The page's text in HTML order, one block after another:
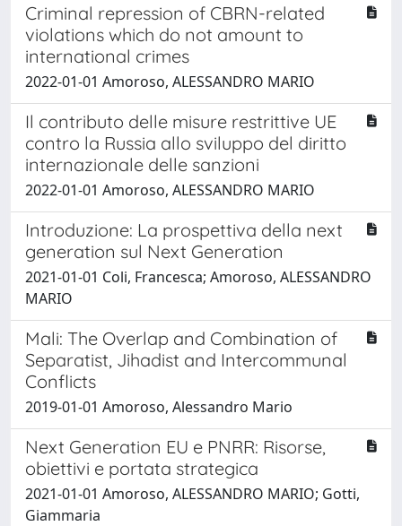
Criminal repression of CBRN-related
violations which do not amount to
international crimes
2022-01-01 Amoroso, ALESSANDRO MARIO
Il contributo delle misure restrittive UE
contro la Russia allo sviluppo del diritto
internazionale delle sanzioni
2022-01-01 Amoroso, ALESSANDRO MARIO
Introduzione: La prospettiva della next
generation sul Next Generation
2021-01-01 Coli, Francesca; Amoroso, ALESSANDRO
MARIO
Mali: The Overlap and Combination of
Separatist, Jihadist and Intercommunal
Conflicts
2019-01-01 Amoroso, Alessandro Mario
Next Generation EU e PNRR: Risorse,
obiettivi e portata strategica
2021-01-01 Amoroso, ALESSANDRO MARIO; Gotti,
Giammaria